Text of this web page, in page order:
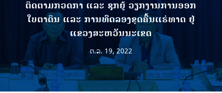
ຕິດຕາມກວດກາ ແລະ ຊຸກຍູ້ ວຽກງານການອອກ
ໃບຕາດິນ ແລະ ການທົດລອງຂຸດຄົ້ນແຮ່ທາດ ຢູ່
ແຂວງສະຫວັນນະເຂດ
ຕ.ລ. 19, 2022